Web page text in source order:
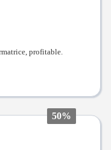
profitable.
50%